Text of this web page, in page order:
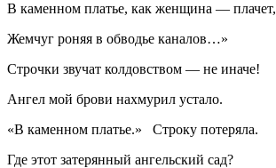
В каменном платье, как женщина — плачет,
Жемчуг роняя в обводье каналов…»
Строчки звучат колдовством — не иначе!
Ангел мой брови нахмурил устало.
«В каменном платье.» Строку потеряла.
Где этот затерянный ангельский сад?